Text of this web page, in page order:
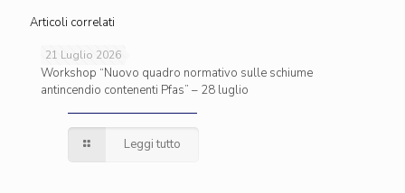
Articoli correlati
21 Luglio 2026
Workshop “Nuovo quadro normativo sulle schiume
antincendio contenenti Pfas” – 28 luglio
Leggi tutto